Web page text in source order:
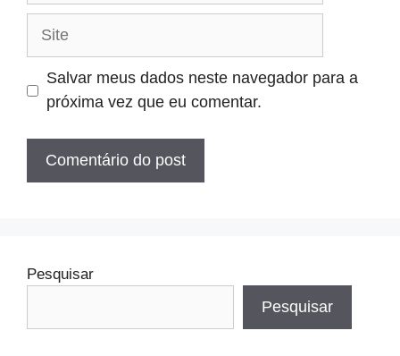
Site
Salvar meus dados neste navegador para a
próxima vez que eu comentar.
Pesquisar
Pesquisar